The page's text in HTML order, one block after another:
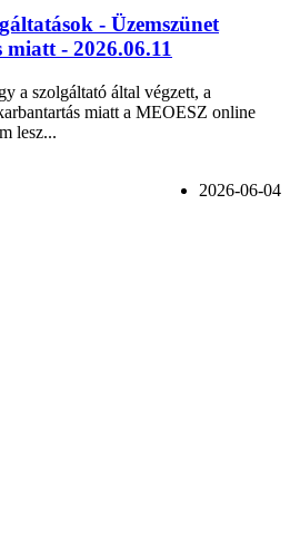
- Üzemszünet
- 2026.06.11
a szolgáltató által végzett, a
miatt a MEOESZ online
lesz...
2026-06-04